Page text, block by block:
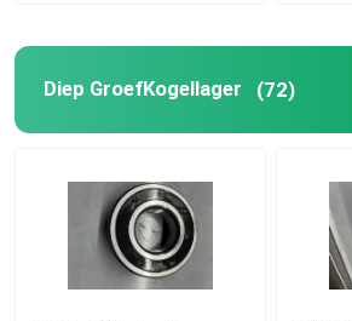
Diep GroefKogellager (72)